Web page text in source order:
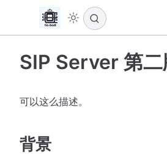
SIP Server 第
可以这么描述。
背景